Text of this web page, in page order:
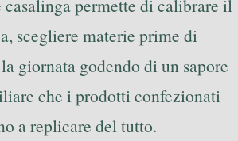
casalinga permette di calibrare il
scegliere materie prime di
giornata godendo di un sapore
che i prodotti confezionati
a replicare del tutto.